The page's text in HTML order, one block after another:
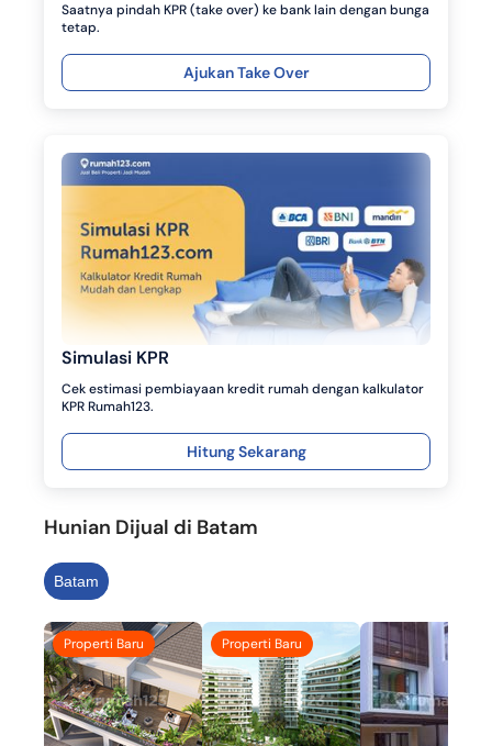
Saatnya pindah KPR (take over) ke bank lain dengan bunga
tetap.
Ajukan Take Over
Simulasi KPR
Cek estimasi pembiayaan kredit rumah dengan kalkulator
KPR Rumah123.
Hitung Sekarang
Hunian Dijual di Batam
Batam
Properti Baru Properti Baru